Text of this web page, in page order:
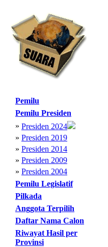
Pemilu
Pemilu Presiden
» Presiden 2024
» Presiden 2019
» Presiden 2014
» Presiden 2009
» Presiden 2004
Pemilu Legislatif
Pilkada
Anggota Terpilih
Daftar Nama Calon
Riwayat Hasil per
Provinsi